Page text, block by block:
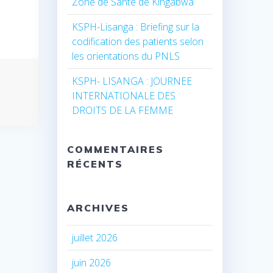
KSPH-Lisanga : Briefing sur la
codification des patients selon
les orientations du PNLS
KSPH- LISANGA : JOURNEE
INTERNATIONALE DES
DROITS DE LA FEMME
COMMENTAIRES
RÉCENTS
ARCHIVES
juillet 2026
juin 2026